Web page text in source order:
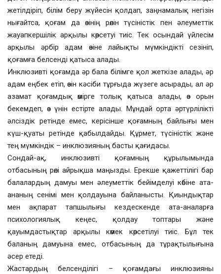
жетілдіріп, білім беру жүйесін қолдап, заңнамалық негізін
нығайтса, қоғам да өзінің рөлін түсіністік пен әлеуметтік
жауапкершілік арқылы көрсетуі тиіс. Тек осындай үйлесім
арқылы әрбір адам өзіне лайықты мүмкіндікті сезініп,
қоғамға белсенді қатыса алады.
Инклюзивті қоғамда әр бала білімге қол жеткізе алады, әр
адам еңбек етіп, өзін кәсіби тұрғыда жүзеге асырады, ал әр
азамат қоғамдық өмірге толық қатыса алады, өз орын
бекемдеп, өз үнін естірте алады. Мұндай орта әртүрлілікті
әлсіздік ретінде емес, керісінше қоғамның байлығы мен
күш-қуаты ретінде қабылдайды. Құрмет, түсіністік және
тең мүмкіндік – инклюзияның басты қағидасы.
Сондай-ақ, инклюзивті қоғамның құрылымында
отбасының рөлі айрықша маңызды. Ерекше қажеттілігі бар
балалардың дамуы мен әлеуметтік бейімделуі көбіне ата-
ананың сенімі мен қолдауына байланысты. Қиындықтар
мен ақпарат тапшылығы кездескенде ата-аналарға
психология­лық кеңес, қолдау топтары және
қауымдастықтар арқылы көмек көрсетілуі тиіс. Бұл тек
баланың дамуына емес, отбасының да тұрақтылығына
әсер етеді.
Жастардың белсенділігі – қоғамдағы инклюзияны